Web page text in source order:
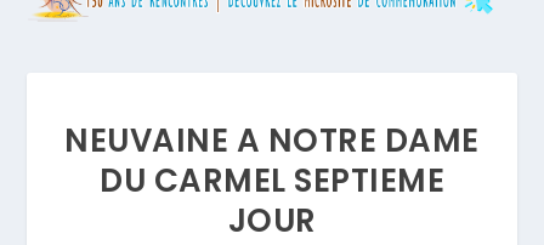
NEUVAINE A NOTRE DAME
DU CARMEL SEPTIEME
JOUR